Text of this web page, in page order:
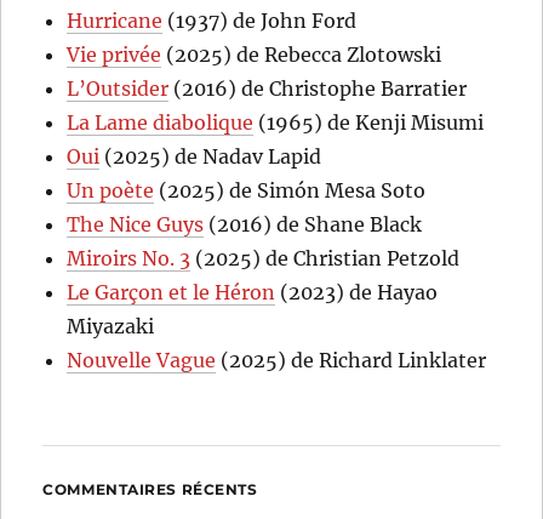
Hurricane (1937) de John Ford
Vie privée (2025) de Rebecca Zlotowski
L’Outsider (2016) de Christophe Barratier
La Lame diabolique (1965) de Kenji Misumi
Oui (2025) de Nadav Lapid
Un poète (2025) de Simón Mesa Soto
The Nice Guys (2016) de Shane Black
Miroirs No. 3 (2025) de Christian Petzold
Le Garçon et le Héron (2023) de Hayao
Miyazaki
Nouvelle Vague (2025) de Richard Linklater
COMMENTAIRES RÉCENTS